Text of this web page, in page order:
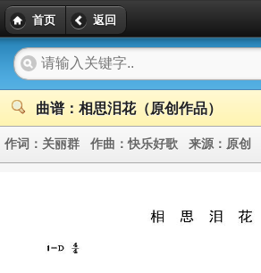
首页 返回
曲谱：相思泪花（原创作品）
作词： 关丽群 作曲：快乐好歌 来源： 原创